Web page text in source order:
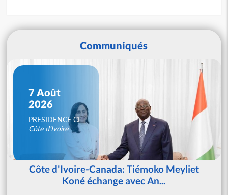
Communiqués
7 Août
2026
PRESIDENCE CI
Côte d'Ivoire
Côte d'Ivoire-Canada: Tiémoko Meyliet
Koné échange avec An...